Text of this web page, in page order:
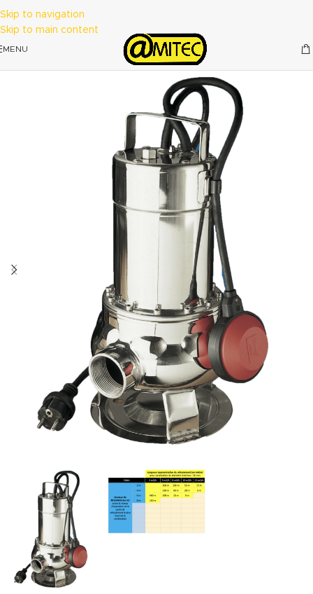
Skip to navigation
Skip to main content
MENU